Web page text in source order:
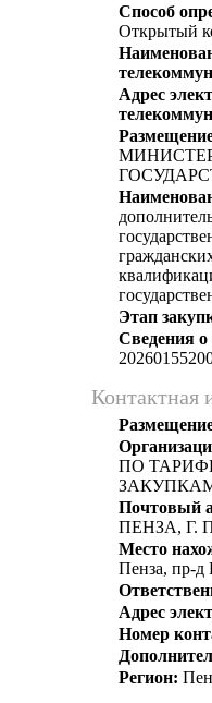
Способ
Открытый
Адрес
Этап
Сведения о
Контактная
ПО
Почтовый
ПЕНЗА, Г.
Место
Пенза, пр-д
Адрес
Номер
Регион: